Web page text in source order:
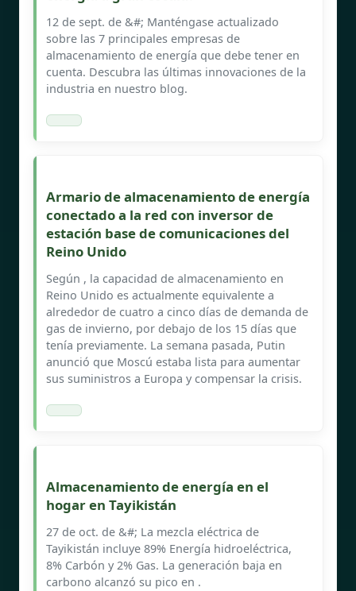
12 de sept. de &#; Manténgase actualizado
sobre las 7 principales empresas de
almacenamiento de energía que debe tener en
cuenta. Descubra las últimas innovaciones de la
industria en nuestro blog.
Armario de almacenamiento de energía
conectado a la red con inversor de
estación base de comunicaciones del
Reino Unido
Según , la capacidad de almacenamiento en
Reino Unido es actualmente equivalente a
alrededor de cuatro a cinco días de demanda de
gas de invierno, por debajo de los 15 días que
tenía previamente. La semana pasada, Putin
anunció que Moscú estaba lista para aumentar
sus suministros a Europa y compensar la crisis.
Almacenamiento de energía en el
hogar en Tayikistán
27 de oct. de &#; La mezcla eléctrica de
Tayikistán incluye 89% Energía hidroeléctrica,
8% Carbón y 2% Gas. La generación baja en
carbono alcanzó su pico en .